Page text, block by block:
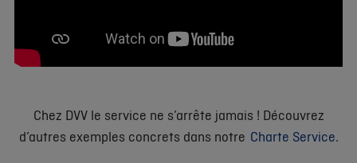
Chez DVV le service ne s’arrête jamais ! Découvrez
d’autres exemples concrets dans notre Charte Service.